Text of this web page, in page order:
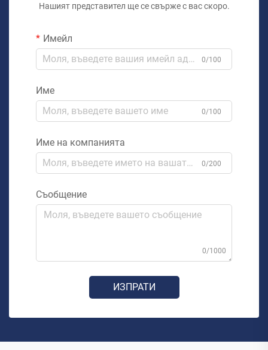
Нашият представител ще се свърже с вас скоро.
Имейл
0/100
Име
0/100
Име на компанията
0/200
Съобщение
0/1000
ИЗПРАТИ